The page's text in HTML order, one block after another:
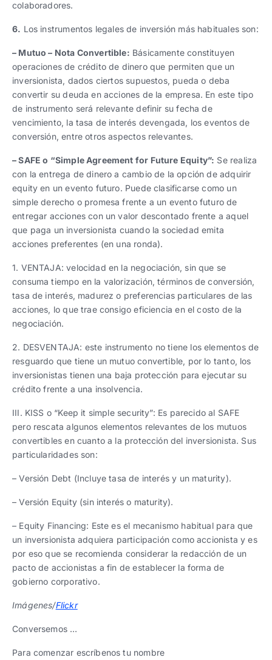
colaboradores.
6. Los instrumentos legales de inversión más habituales son:
– Mutuo – Nota Convertible: Básicamente constituyen
operaciones de crédito de dinero que permiten que un
inversionista, dados ciertos supuestos, pueda o deba
convertir su deuda en acciones de la empresa. En este tipo
de instrumento será relevante definir su fecha de
vencimiento, la tasa de interés devengada, los eventos de
conversión, entre otros aspectos relevantes.
– SAFE o “Simple Agreement for Future Equity”: Se realiza
con la entrega de dinero a cambio de la opción de adquirir
equity en un evento futuro. Puede clasificarse como un
simple derecho o promesa frente a un evento futuro de
entregar acciones con un valor descontado frente a aquel
que paga un inversionista cuando la sociedad emita
acciones preferentes (en una ronda).
1. VENTAJA: velocidad en la negociación, sin que se
consuma tiempo en la valorización, términos de conversión,
tasa de interés, madurez o preferencias particulares de las
acciones, lo que trae consigo eficiencia en el costo de la
negociación.
2. DESVENTAJA: este instrumento no tiene los elementos de
resguardo que tiene un mutuo convertible, por lo tanto, los
inversionistas tienen una baja protección para ejecutar su
crédito frente a una insolvencia.
III. KISS o “Keep it simple security”: Es parecido al SAFE
pero rescata algunos elementos relevantes de los mutuos
convertibles en cuanto a la protección del inversionista. Sus
particularidades son:
– Versión Debt (Incluye tasa de interés y un maturity).
– Versión Equity (sin interés o maturity).
– Equity Financing: Este es el mecanismo habitual para que
un inversionista adquiera participación como accionista y es
por eso que se recomienda considerar la redacción de un
pacto de accionistas a fin de establecer la forma de
gobierno corporativo.
Imágenes/Flickr
Conversemos …
Para comenzar escríbenos tu nombre